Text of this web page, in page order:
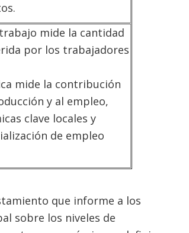
mide la cantidad
por los trabajadores
mide la contribución
y al empleo,
clave locales y
de empleo
que informe a los
sobre los niveles de